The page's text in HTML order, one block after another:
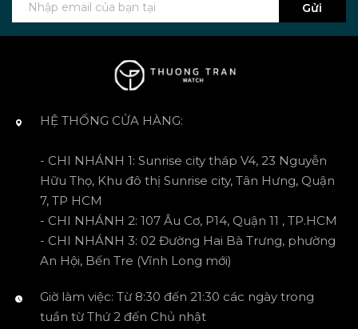
Gửi
HỆ THỐNG CỬA HÀNG:
- CHI NHÁNH 1: Sunrise city tháp V4, 23 Nguyễn
Hữu Thọ, Khu đô thị Sunrise city, Tân Hưng, Quận
7, TP HCM
- CHI NHÁNH 2: 107 Âu Cơ, P14, Quận 11 , TP.HCM
- CHI NHÁNH 3: 02 Đường Hai Bà Trưng, phường
An Hội, Bến Tre (Vĩnh Long mới)
Giờ làm việc: Từ 8:30 đến 21:30 các ngày trong
tuần từ Thứ 2 đến Chủ nhật